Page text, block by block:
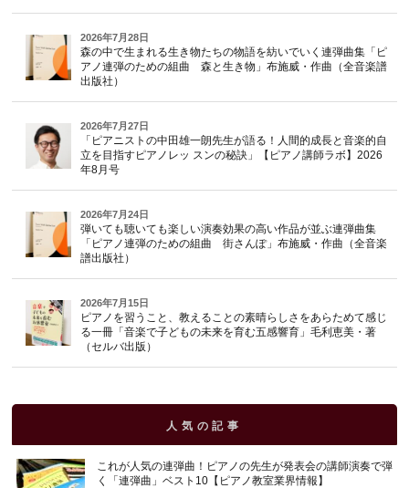
2026年7月28日
森の中で生まれる生き物たちの物語を紡いでいく連弾曲集「ピ
アノ連弾のための組曲 森と生き物」布施威・作曲（全音楽譜
出版社）
2026年7月27日
「ピアニストの中田雄一朗先生が語る！人間的成長と音楽的自
立を目指すピアノレッ スンの秘訣」【ピアノ講師ラボ】2026
年8月号
2026年7月24日
弾いても聴いても楽しい演奏効果の高い作品が並ぶ連弾曲集
「ピアノ連弾のための組曲 街さんぽ」布施威・作曲（全音楽
譜出版社）
2026年7月15日
ピアノを習うこと、教えることの素晴らしさをあらためて感じ
る一冊「音楽で子どもの未来を育む五感響育」毛利恵美・著
（セルバ出版）
人気の記事
これが人気の連弾曲！ピアノの先生が発表会の講師演奏で弾
く「連弾曲」ベスト10【ピアノ教室業界情報】